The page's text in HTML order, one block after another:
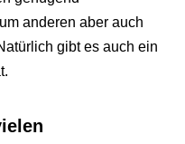
anderen aber auch
gibt es auch ein